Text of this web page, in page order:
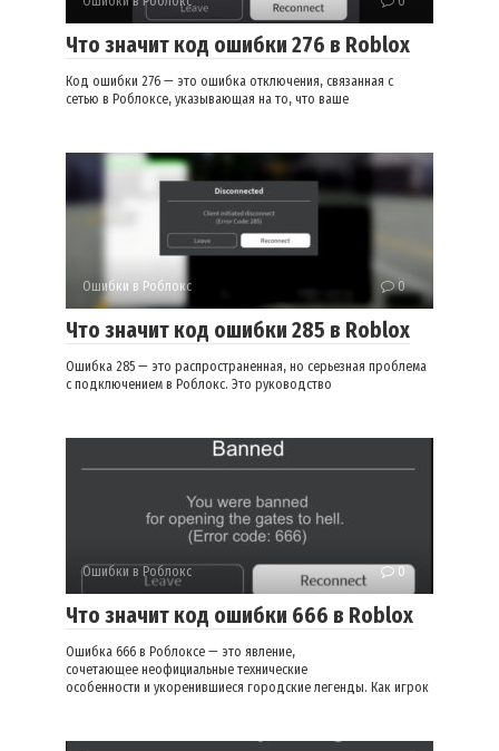
Что значит код ошибки 276 в Roblox
Код ошибки 276 — это ошибка отключения, связанная с
сетью в Роблоксе, указывающая на то, что ваше
Ошибки в Роблокс 0
Что значит код ошибки 285 в Roblox
Ошибка 285 — это распространенная, но серьезная проблема
с подключением в Роблокс. Это руководство
Ошибки в Роблокс 0
Что значит код ошибки 666 в Roblox
Ошибка 666 в Роблоксе — это явление,
сочетающее неофициальные технические
особенности и укоренившиеся городские легенды. Как игрок